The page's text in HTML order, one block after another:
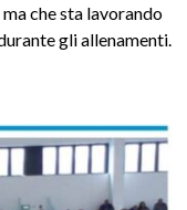
che sta lavorando
gli allenamenti.